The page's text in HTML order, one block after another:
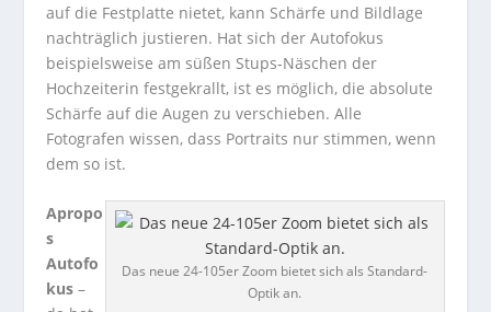
auf die Festplatte nietet, kann Schärfe und Bildlage
nachträglich justieren. Hat sich der Autofokus
beispielsweise am süßen Stups-Näschen der
Hochzeiterin festgekrallt, ist es möglich, die absolute
Schärfe auf die Augen zu verschieben. Alle
Fotografen wissen, dass Portraits nur stimmen, wenn
dem so ist.
Das neue 24-105er Zoom bietet sich als Standard-
Optik an.
Apropo
s
Autofo
kus –